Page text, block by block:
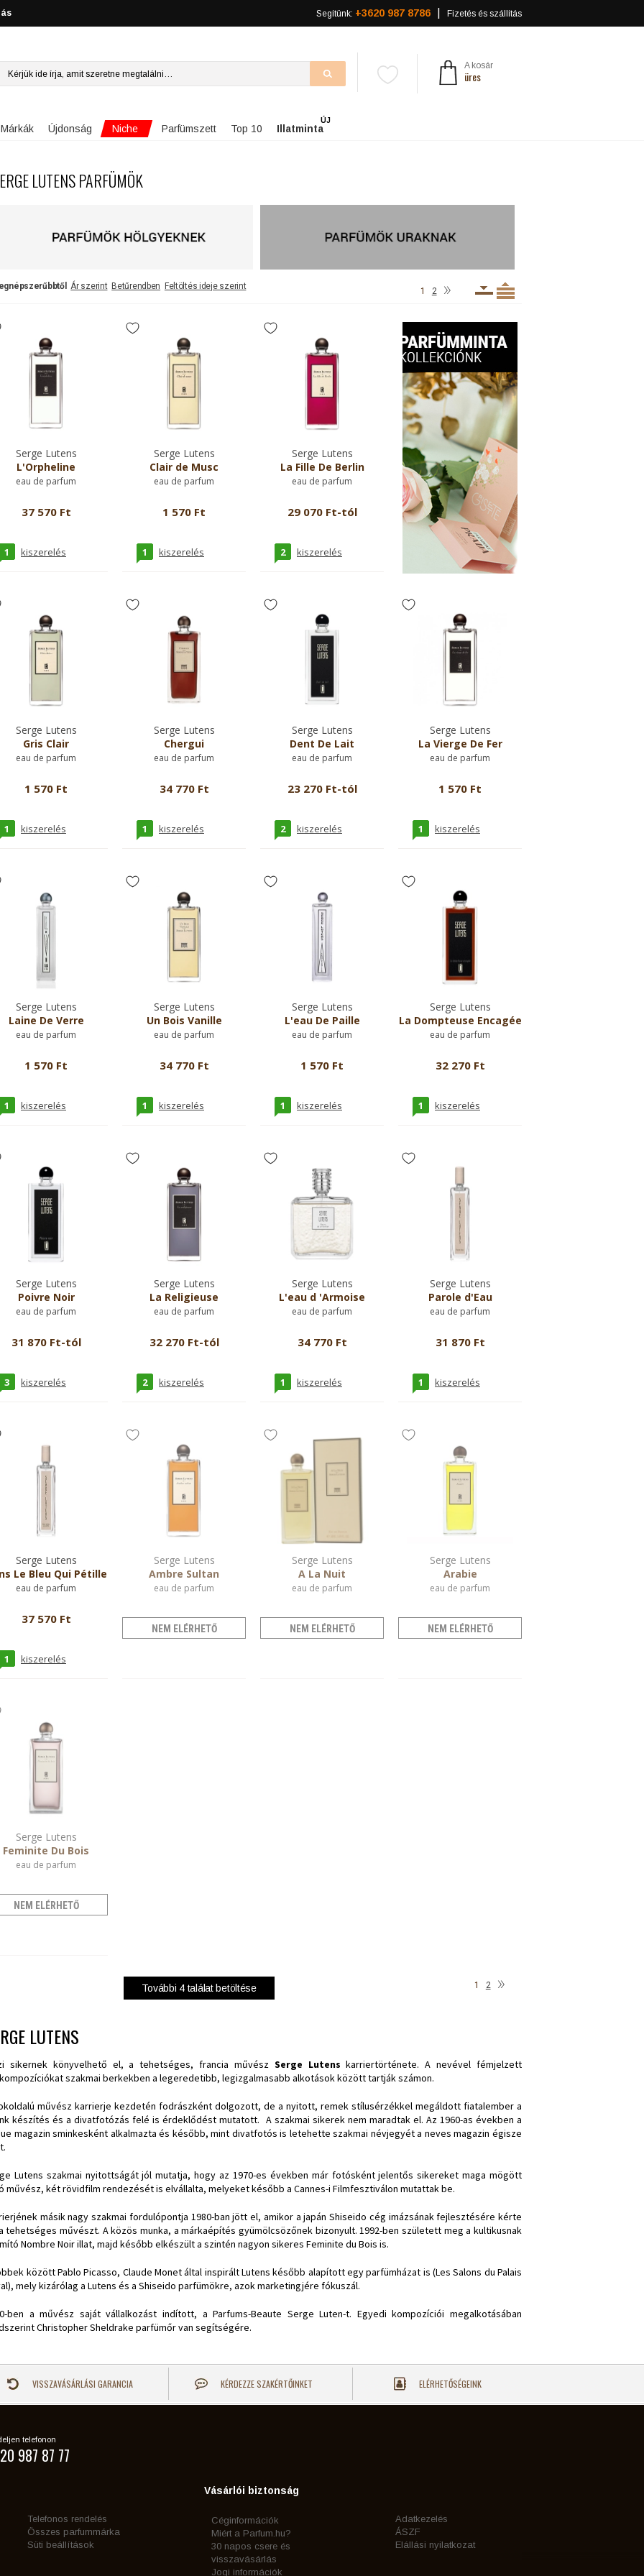
Segítünk: +3620 987 8786 Fizetés és szállítás
A kosár
üres
Márkák Újdonság Niche Parfümszett Top 10 Illatminta
ÚJ
LUTENS PARFÜMÖK
Ár szerint Betűrendben Feltöltés ideje szerint 1 2 »
Serge Lutens
L'Orpheline
eau de parfum
37 570 Ft
1 kiszerelés
Serge Lutens
Clair de Musc
eau de parfum
1 570 Ft
1 kiszerelés
Serge Lutens
La Fille De Berlin
eau de parfum
29 070 Ft-tól
2 kiszerelés
Serge Lutens
Gris Clair
eau de parfum
1 570 Ft
1 kiszerelés
Serge Lutens
Chergui
eau de parfum
34 770 Ft
1 kiszerelés
Serge Lutens
Dent De Lait
eau de parfum
23 270 Ft-tól
2 kiszerelés
Serge Lutens
La Vierge De Fer
eau de parfum
1 570 Ft
1 kiszerelés
Serge Lutens
Laine De Verre
eau de parfum
1 570 Ft
1 kiszerelés
Serge Lutens
Un Bois Vanille
eau de parfum
34 770 Ft
1 kiszerelés
Serge Lutens
L'eau De Paille
eau de parfum
1 570 Ft
1 kiszerelés
Serge Lutens
La Dompteuse Encagée
eau de parfum
32 270 Ft
1 kiszerelés
Serge Lutens
Poivre Noir
eau de parfum
31 870 Ft-tól
3 kiszerelés
Serge Lutens
La Religieuse
eau de parfum
32 270 Ft-tól
2 kiszerelés
Serge Lutens
L'eau d 'Armoise
eau de parfum
34 770 Ft
1 kiszerelés
Serge Lutens
Parole d'Eau
eau de parfum
31 870 Ft
1 kiszerelés
Serge Lutens
Le Bleu Qui Pétille
eau de parfum
37 570 Ft
1 kiszerelés
Serge Lutens
Ambre Sultan
eau de parfum
NEM ELÉRHETŐ
Serge Lutens
A La Nuit
eau de parfum
NEM ELÉRHETŐ
Serge Lutens
Arabie
eau de parfum
NEM ELÉRHETŐ
Serge Lutens
Feminite Du Bois
eau de parfum
NEM ELÉRHETŐ
További 4találat betöltése 1 2 »
LUTENS
sikernek könyvelhető el, a tehetséges, francia művész Serge Lutens karriertörténete. A nevével fémjelzett
szakmai berkekben a legeredetibb, legizgalmasabb alkotások között tartják számon.
művész karrierje kezdetén fodrászként dolgozott, de a nyitott, remek stílusérzékkel megáldott fiatalember a
készítés és a divatfotózás felé is érdeklődést mutatott. A szakmai sikerek nem maradtak el. Az 1960-as években a
magazin sminkesként alkalmazta és később, mint divatfotós is letehette szakmai névjegyét a neves magazin égisze
Lutens szakmai nyitottságát jól mutatja, hogy az 1970-es években már fotósként jelentős sikereket maga mögött
művész, két rövidfilm rendezését is elvállalta, melyeket később a Cannes-i Filmfesztiválon mutattak be.
másik nagy szakmai fordulópontja 1980-ban jött el, amikor a japán Shiseido cég imázsának fejlesztésére kérte
tehetséges művészt. A közös munka, a márkaépítés gyümölcsözőnek bizonyult. 1992-ben született meg a kultikusnak
Nombre Noir illat, majd később elkészült a szintén nagyon sikeres Feminite du Bois is.
között Pablo Picasso, Claude Monet által inspirált Lutens később alapított egy parfümházat is (Les Salons du Palais
mely kizárólag a Lutens és a Shiseido parfümökre, azok marketingjére fókuszál.
ben a művész saját vállalkozást indított, a Parfums-Beaute Serge Luten-t. Egyedi kompozíciói megalkotásában
Christopher Sheldrake parfümőr van segítségére.
VISSZAVÁSÁRLÁSI GARANCIA KÉRDEZZE SZAKÉRTŐINKET ELÉRHETŐSÉGEINK
telefonon
987 87 77
Telefonos rendelés
Összes parfummárka
Süti beállítások
Vásárlói biztonság
Céginformációk
Miért a Parfum.hu?
30 napos csere és
visszavásárlás
Jogi információk
Adatkezelés
ÁSZF
Elállási nyilatkozat